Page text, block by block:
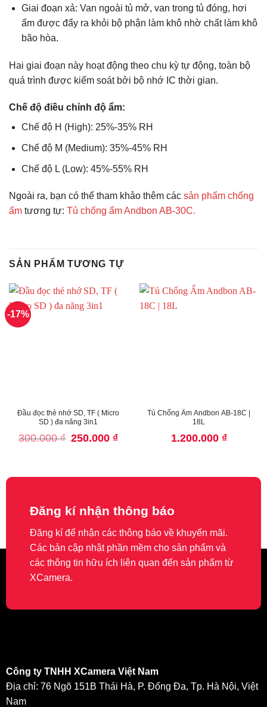
Giai đoạn xả: Van ngoài tủ mở, van trong tủ đóng, hơi
ẩm được đẩy ra khỏi bộ phận làm khô nhờ chất làm khô
bão hòa.
Hai giai đoạn này hoạt động theo chu kỳ tự động, toàn bộ
quá trình được kiểm soát bởi bộ nhớ IC thời gian.
Chế độ điều chỉnh độ ẩm:
Chế độ H (High): 25%-35% RH
Chế độ M (Medium): 35%-45% RH
Chế độ L (Low): 45%-55% RH
Ngoài ra, bạn có thể tham khảo thêm các sản phẩm chống
ấm tương tự: Tủ chống ẩm Andbon AB-30C.
SẢN PHẨM TƯƠNG TỰ
-17%
Đầu đọc thẻ nhớ SD, TF ( Micro
SD ) đa năng 3in1
300.000₫ Giá
gốc
250.000 ₫Giá
hiện
Tủ Chống Ẩm Andbon AB-18C |
18L
1.200.000 ₫
Đăng kí nhận thông báo
Đăng kí để nhận các thông báo về khuyến mãi.
Các bản cập nhật phần mềm cho sản phẩm và
các thông tin hữu ích liên quan đến sản phẩm từ
XCamera.
Công ty TNHH XCamera Việt Nam
Địa chỉ: 76 Ngõ 151B Thái Hà, P. Đống Đa, Tp. Hà Nội, Việt
Nam